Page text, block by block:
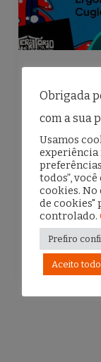
4º
18 de agosto
4º
F
a
c
e
Obrigada
com a sua
Usamos
experiência
todos”,
cookies. No
de cookies"
controlado.
Prefiro
Aceito